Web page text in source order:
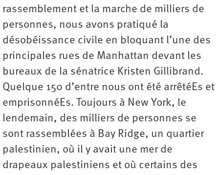
rassemblement et la marche de milliers de
personnes, nous avons pratiqué la
désobéissance civile en bloquant l’une des
principales rues de Manhattan devant les
bureaux de la sénatrice Kristen Gillibrand.
Quelque 150 d’entre nous ont été arrêtéEs et
emprisonnéEs. Toujours à New York, le
lendemain, des milliers de personnes se
sont rassemblées à Bay Ridge, un quartier
palestinien, où il y avait une mer de
drapeaux palestiniens et où certains des